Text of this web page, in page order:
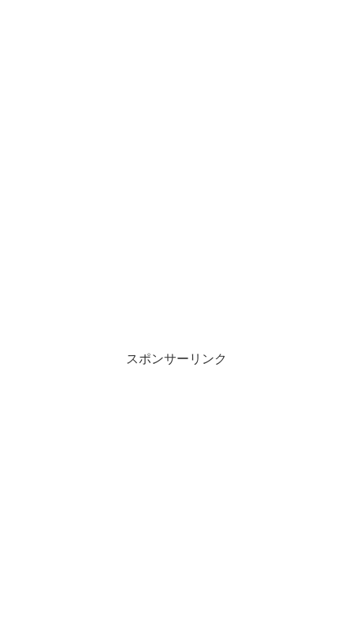
スポンサーリンク